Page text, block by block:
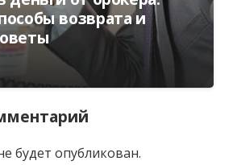
возврата и
будет опубликован.